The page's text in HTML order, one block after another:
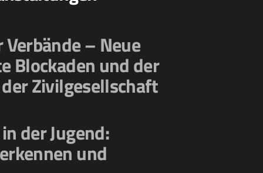
Verbände – Neue
Blockaden und der
Zivilgesellschaft
der Jugend:
und